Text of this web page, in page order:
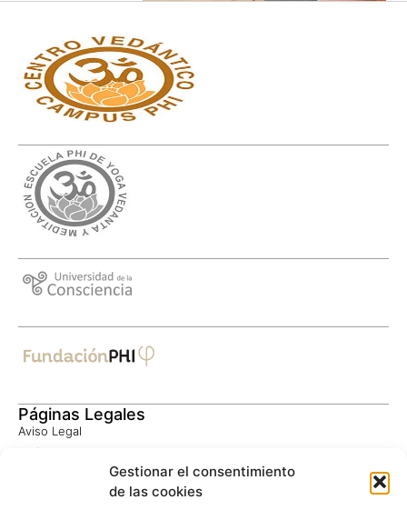
Gestionar el consentimiento
de las cookies
Páginas Legales
Aviso Legal
Política de Privacidad
Consentimiento Informado
Política de Cookies